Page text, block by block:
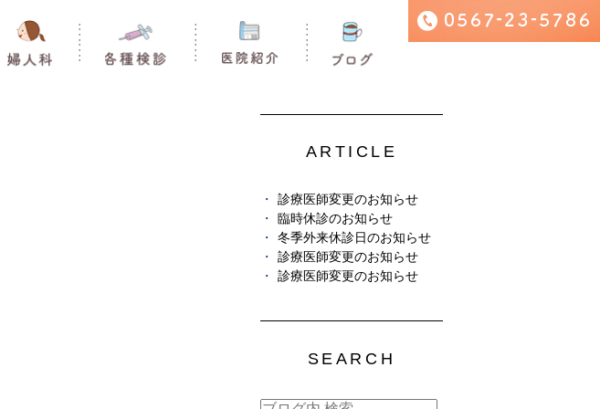
ARTICLE
診療医師変更のお知らせ
臨時休診のお知らせ
冬季外来休診日のお知らせ
診療医師変更のお知らせ
診療医師変更のお知らせ
SEARCH